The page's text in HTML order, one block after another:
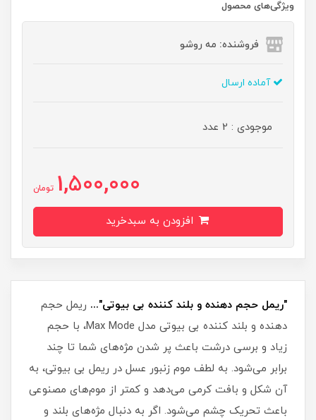
ویژگی‌های محصول
فروشنده: مه رو‌شو
آماده ارسال
موجودی : 2 عدد
1,500,000 تومان
"ریمل حجم دهنده و بلند کننده بی بیوتی"... ریمل حجم
دهنده و بلند کننده بی بیوتی مدل Max Mode، با حجم
زیاد و برسی درشت باعث پر شدن مژه‌های شما تا چند
برابر می‌شود. به لطف موم زنبور عسل در ریمل بی بیوتی، به
آن شکل و بافت کرمی می‌دهد و کمتر از موم‌های مصنوعی
باعث تحریک چشم می‌شود. اگر به دنبال مژه‌های بلند و